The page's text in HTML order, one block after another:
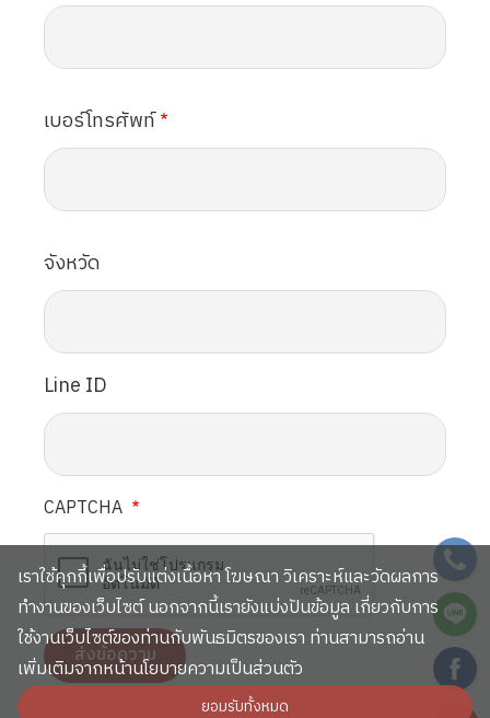
เบอร์โทรศัพท์
จังหวัด
Line ID
CAPTCHA
เราใช้คุกกี้เพื่อปรับแต่งเนื้อหา โฆษณา วิเคราะห์และวัดผลการ
ทำงานของเว็บไซต์ นอกจากนี้เรายังแบ่งปันข้อมูล เกี่ยวกับการ
ใช้งานเว็บไซต์ของท่านกับพันธมิตรของเรา ท่านสามารถอ่าน
เพิ่มเติมจากหน้านโยบายความเป็นส่วนตัว
ยอมรับทั้งหมด
SVG
SVG
SVG